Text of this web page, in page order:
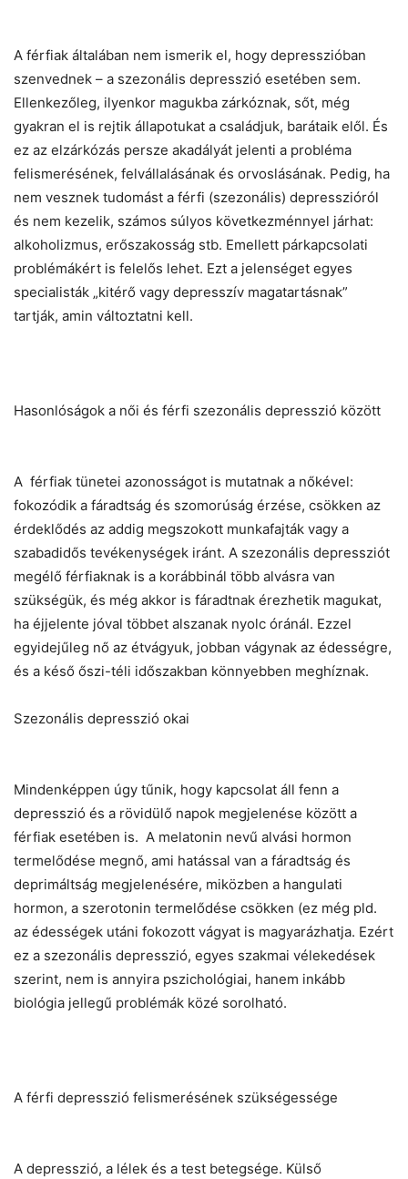
A férfiak általában nem ismerik el, hogy depresszióban
szenvednek – a szezonális depresszió esetében sem.
Ellenkezőleg, ilyenkor magukba zárkóznak, sőt, még
gyakran el is rejtik állapotukat a családjuk, barátaik elől. És
ez az elzárkózás persze akadályát jelenti a probléma
felismerésének, felvállalásának és orvoslásának. Pedig, ha
nem vesznek tudomást a férfi (szezonális) depresszióról
és nem kezelik, számos súlyos következménnyel járhat:
alkoholizmus, erőszakosság stb. Emellett párkapcsolati
problémákért is felelős lehet. Ezt a jelenséget egyes
specialisták „kitérő vagy depresszív magatartásnak”
tartják, amin változtatni kell.
Hasonlóságok a női és férfi szezonális depresszió között
A férfiak tünetei azonosságot is mutatnak a nőkével:
fokozódik a fáradtság és szomorúság érzése, csökken az
érdeklődés az addig megszokott munkafajták vagy a
szabadidős tevékenységek iránt. A szezonális depressziót
megélő férfiaknak is a korábbinál több alvásra van
szükségük, és még akkor is fáradtnak érezhetik magukat,
ha éjjelente jóval többet alszanak nyolc óránál. Ezzel
egyidejűleg nő az étvágyuk, jobban vágynak az édességre,
és a késő őszi-téli időszakban könnyebben meghíznak.
Szezonális depresszió okai
Mindenképpen úgy tűnik, hogy kapcsolat áll fenn a
depresszió és a rövidülő napok megjelenése között a
férfiak esetében is. A melatonin nevű alvási hormon
termelődése megnő, ami hatással van a fáradtság és
deprimáltság megjelenésére, miközben a hangulati
hormon, a szerotonin termelődése csökken (ez még pld.
az édességek utáni fokozott vágyat is magyarázhatja. Ezért
ez a szezonális depresszió, egyes szakmai vélekedések
szerint, nem is annyira pszichológiai, hanem inkább
biológia jellegű problémák közé sorolható.
A férfi depresszió felismerésének szükségessége
A depresszió, a lélek és a test betegsége. Külső